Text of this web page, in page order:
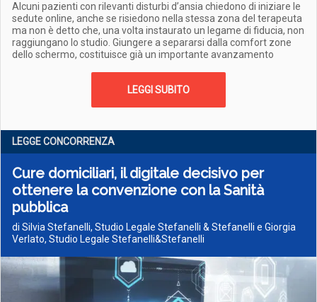
Alcuni pazienti con rilevanti disturbi d’ansia chiedono di iniziare le
sedute online, anche se risiedono nella stessa zona del terapeuta
ma non è detto che, una volta instaurato un legame di fiducia, non
raggiungano lo studio. Giungere a separarsi dalla comfort zone
dello schermo, costituisce già un importante avanzamento
LEGGI SUBITO
LEGGE CONCORRENZA
Cure domiciliari, il digitale decisivo per
ottenere la convenzione con la Sanità
pubblica
di Silvia Stefanelli, Studio Legale Stefanelli & Stefanelli e Giorgia
Verlato, Studio Legale Stefanelli&Stefanelli